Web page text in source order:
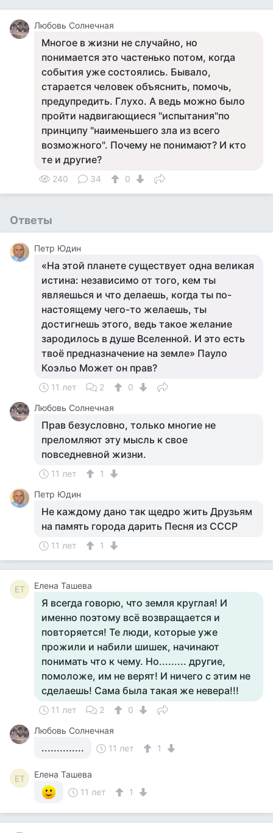
Любовь Солнечная
Многое в жизни не случайно, но
понимается это частенько потом, когда
события уже состоялись. Бывало,
старается человек объяснить, помочь,
предупредить. Глухо. А ведь можно было
пройти надвигающиеся "испытания"по
принципу "наименьшего зла из всего
возможного". Почему не понимают? И кто
те и другие?
240 34 0
Ответы
Петр Юдин
«На этой планете существует одна великая
истина: независимо от того, кем ты
являешься и что делаешь, когда ты по-
настоящему чего-то желаешь, ты
достигнешь этого, ведь такое желание
зародилось в душе Вселенной. И это есть
твоё предназначение на земле» Пауло
Коэльо Может он прав?
11 лет 2
0
Любовь Солнечная
Прав безусловно, только многие не
преломляют эту мысль к свое
повседневной жизни.
11 лет
1
Петр Юдин
Не каждому дано так щедро жить Друзьям
на память города дарить Песня из СССР
11 лет 1
ЕТ Елена Ташева
Я всегда говорю, что земля круглая! И
именно поэтому всё возвращается и
повторяется! Те люди, которые уже
прожили и набили шишек, начинают
понимать что к чему. Но......... другие,
помоложе, им не верят! И ничего с этим не
сделаешь! Сама была такая же невера!!!
11 лет 2
0
Любовь Солнечная
.............. 11 лет 1
ЕТ
Елена Ташева
11 лет
1